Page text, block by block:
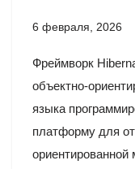
6 февраля, 2026
Фреймворк
объектно-
языка
платформу для